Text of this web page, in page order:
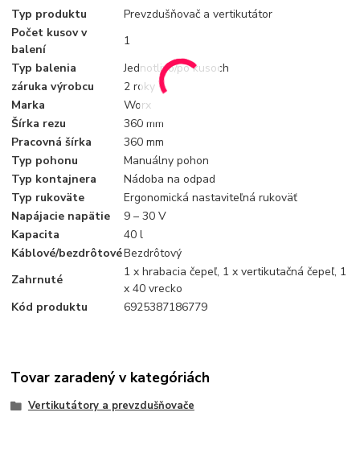
Typ produktu
Prevzdušňovač a vertikutátor
Počet kusov v
balení
1
Typ balenia
Jednotlivo/po kusoch
záruka výrobcu
2 roky
Marka
Worx
Šírka rezu
360 mm
Pracovná šírka
360 mm
Typ pohonu
Manuálny pohon
Typ kontajnera
Nádoba na odpad
Typ rukoväte
Ergonomická nastaviteľná rukoväť
Napájacie napätie
9 – 30 V
Kapacita
40 l
Káblové/bezdrôtovéBezdrôtový
Zahrnuté
1 x hrabacia čepeľ, 1 x vertikutačná čepeľ, 1
x 40 vrecko
Kód produktu
6925387186779
Tovar zaradený v kategóriách
Vertikutátory a prevzdušňovače